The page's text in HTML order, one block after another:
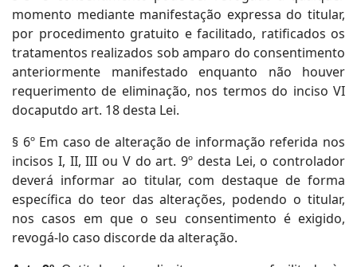
momento mediante manifestação expressa do titular,
por procedimento gratuito e facilitado, ratificados os
tratamentos realizados sob amparo do consentimento
anteriormente manifestado enquanto não houver
requerimento de eliminação, nos termos do inciso VI
docaputdo art. 18 desta Lei.
§ 6º Em caso de alteração de informação referida nos
incisos I, II, III ou V do art. 9º desta Lei, o controlador
deverá informar ao titular, com destaque de forma
específica do teor das alterações, podendo o titular,
nos casos em que o seu consentimento é exigido,
revogá-lo caso discorde da alteração.